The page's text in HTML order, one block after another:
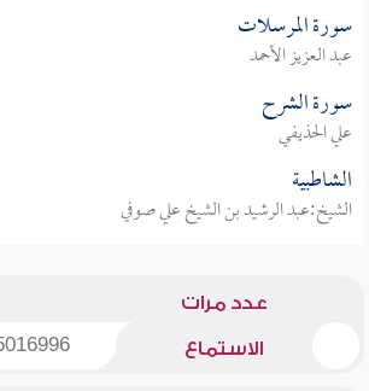
سورة المرسلات
عبد العزيز الأحمد
سورة الشرح
علي الحذيفي
الشاطبية
الشيخ:عبد الرشيد بن الشيخ علي صوفي
عدد مرات
الاستماع